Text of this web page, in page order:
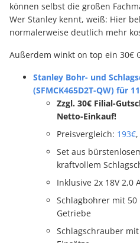
können selbst die großen
Wer Stanley kennt, weiß: Hier
normalerweise deutlich mehr
Außerdem winkt on top ein 30€
Stanley Bohr- und
(SFMCK465D2T-QW) für
Zzgl. 30€ Filial-
Netto-Einkauf!
Preisvergleich: 193€,
Set aus
kraftvollem
Inklusive 2x 18V 2,0
Schlagbohrer mit 50
Getriebe
Schlagschrauber